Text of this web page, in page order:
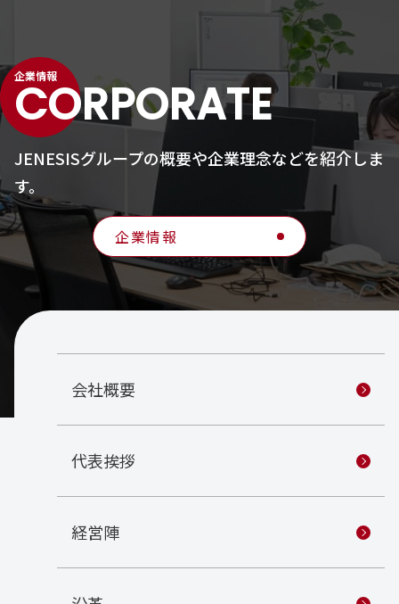
企業情報
CORPORATE
JENESISグループの概要や企業理念などを紹介しま
す。
企業情報
会社概要
代表挨拶
経営陣